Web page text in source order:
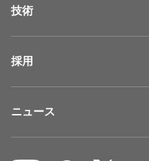
技術
採用
ニュース